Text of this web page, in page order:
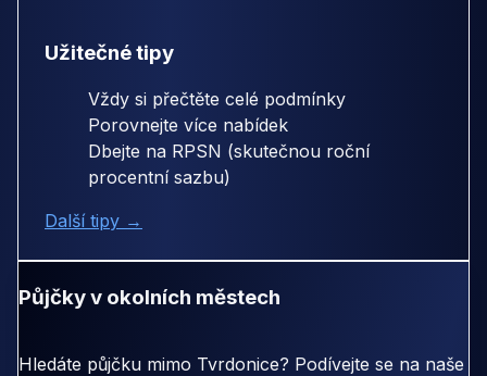
Užitečné tipy
Vždy si přečtěte celé podmínky
Porovnejte více nabídek
Dbejte na RPSN (skutečnou roční
procentní sazbu)
Další tipy →
Půjčky v okolních městech
Hledáte půjčku mimo Tvrdonice? Podívejte se na naše